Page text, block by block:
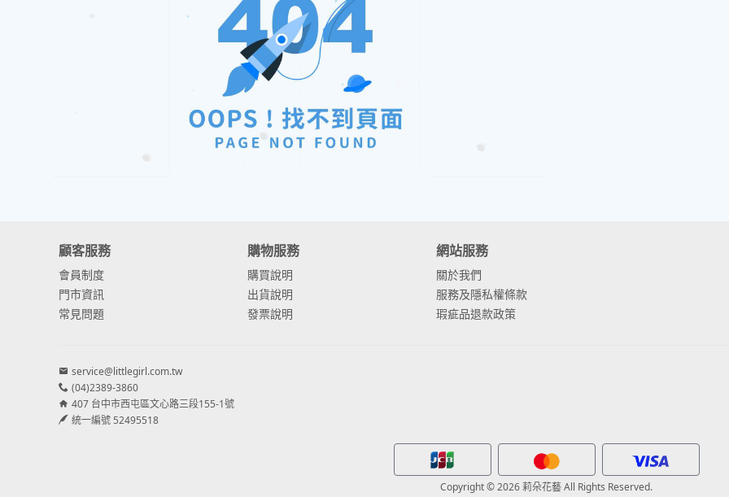
顧客服務
會員制度
門市資訊
常見問題
購物服務
購買說明
出貨說明
發票說明
網站服務
關於我們
服務及隱私權條款
瑕疵品退款政策
service@littlegirl.com.tw
(04)2389-3860
407 台中市西屯區文心路三段155-1號
統一編號 52495518
Copyright © 2026 莉朵花藝 All Rights Reserved.